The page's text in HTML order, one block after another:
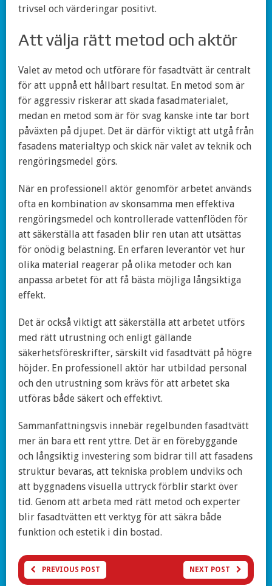
trivsel och värderingar positivt.
Att välja rätt metod och aktör
Valet av metod och utförare för fasadtvätt är centralt
för att uppnå ett hållbart resultat. En metod som är
för aggressiv riskerar att skada fasadmaterialet,
medan en metod som är för svag kanske inte tar bort
påväxten på djupet. Det är därför viktigt att utgå från
fasadens materialtyp och skick när valet av teknik och
rengöringsmedel görs.
När en professionell aktör genomför arbetet används
ofta en kombination av skonsamma men effektiva
rengöringsmedel och kontrollerade vattenflöden för
att säkerställa att fasaden blir ren utan att utsättas
för onödig belastning. En erfaren leverantör vet hur
olika material reagerar på olika metoder och kan
anpassa arbetet för att få bästa möjliga långsiktiga
effekt.
Det är också viktigt att säkerställa att arbetet utförs
med rätt utrustning och enligt gällande
säkerhetsföreskrifter, särskilt vid fasadtvätt på högre
höjder. En professionell aktör har utbildad personal
och den utrustning som krävs för att arbetet ska
utföras både säkert och effektivt.
Sammanfattningsvis innebär regelbunden fasadtvätt
mer än bara ett rent yttre. Det är en förebyggande
och långsiktig investering som bidrar till att fasadens
struktur bevaras, att tekniska problem undviks och
att byggnadens visuella uttryck förblir starkt över
tid. Genom att arbeta med rätt metod och experter
blir fasadtvätten ett verktyg för att säkra både
funktion och estetik i din bostad.
PREVIOUS POST NEXT POST